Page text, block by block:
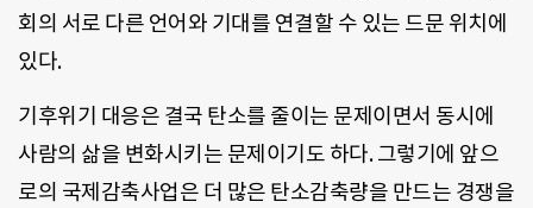
회의 서로 다른 언어와 기대를 연결할 수 있는 드문 위치에
있다.
기후위기 대응은 결국 탄소를 줄이는 문제이면서 동시에
사람의 삶을 변화시키는 문제이기도 하다. 그렇기에 앞으
로의 국제감축사업은 더 많은 탄소감축량을 만드는 경쟁을